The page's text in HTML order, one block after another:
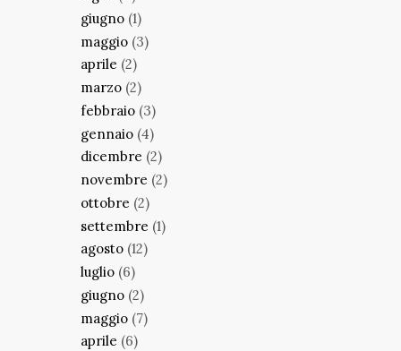
giugno (1)
maggio (3)
aprile (2)
marzo (2)
febbraio (3)
gennaio (4)
dicembre (2)
novembre (2)
ottobre (2)
settembre (1)
agosto (12)
luglio (6)
giugno (2)
maggio (7)
aprile (6)